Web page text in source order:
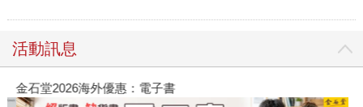
活動訊息
金石堂2026海外優惠：電子書